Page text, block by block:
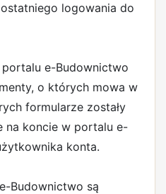
logowania do
e-Budownictwo
o których mowa w
formularze zostały
na koncie w portalu e-
konta.
Budownictwo są